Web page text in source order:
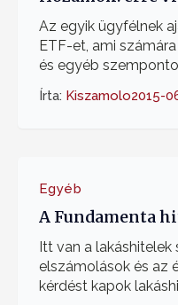
Az egyik ügyfélnek
ETF-et, ami
és egyéb
Írta: Kiszamolo2015-
Egyéb
A Fundamenta
Itt van a lakáshitelek
elszámolások és az
kérdést kapok